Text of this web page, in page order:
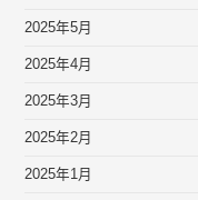
2025年5月
2025年4月
2025年3月
2025年2月
2025年1月